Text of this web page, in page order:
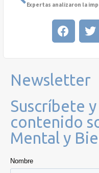
Newsletter
Suscríbete
contenido
Mental y